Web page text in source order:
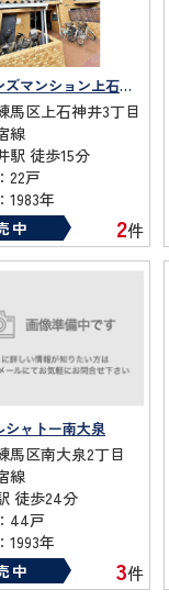
ライオンズマンション上石神井
馬区上石神井3丁目
線
駅 徒歩15分
22戸
1983年
中 2件
シャトー南大泉
馬区南大泉2丁目
線
徒歩24分
44戸
1993年
中 3件